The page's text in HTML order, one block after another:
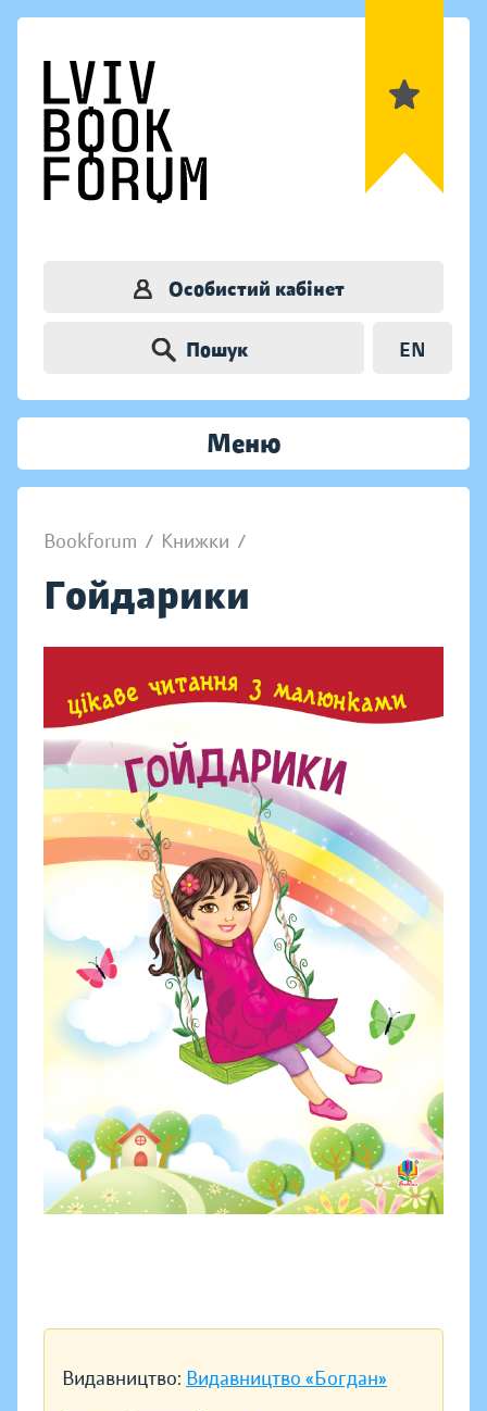
Особистий кабінет
Пошук EN
Меню
Bookforum / Книжки /
Гойдарики
Видавництво: Видавництво «Богдан»